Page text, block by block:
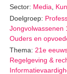
Sector: Media
Doelgroep:
Jongvolwassenen
Ouders en
Thema: 21e
Regelgeving &